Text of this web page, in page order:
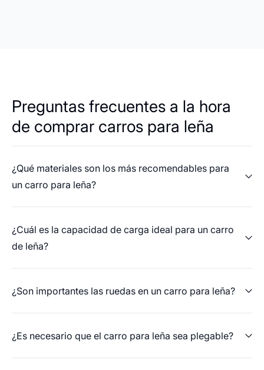
Preguntas frecuentes a la hora
de comprar carros para leña
¿Qué materiales son los más recomendables para
un carro para leña?
¿Cuál es la capacidad de carga ideal para un carro
de leña?
¿Son importantes las ruedas en un carro para leña?
¿Es necesario que el carro para leña sea plegable?